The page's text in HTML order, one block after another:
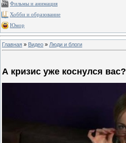
Фильмы и анимация
Хобби и образование
Юмор
Главная » Видео » Люди и блоги
А кризис уже коснулся вас?